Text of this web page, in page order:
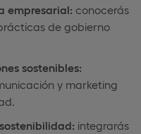
empresarial: conocerás
de gobierno
sostenibles:
y marketing
integrarás